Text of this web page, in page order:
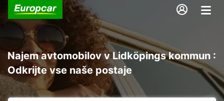
Najem avtomobilov v Lidköpings kommun :
Odkrijte vse naše postaje